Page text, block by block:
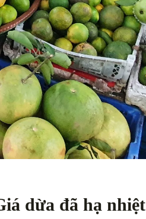
dừa đã hạ nhiệt